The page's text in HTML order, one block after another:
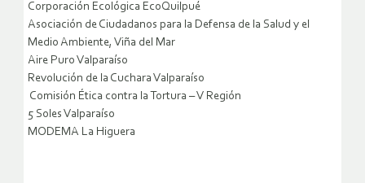
Corporación Ecológica EcoQuilpué
Asociación de Ciudadanos para la Defensa de la Salud y el
Medio Ambiente, Viña del Mar
Aire Puro Valparaíso
Revolución de la Cuchara Valparaíso
Comisión Ética contra la Tortura – V Región
5 Soles Valparaíso
MODEMA La Higuera